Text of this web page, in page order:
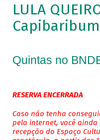
LULA
Capibaribum
Quintas no
RESERVA ENCERRADA
Caso não tenha
pela internet, você
recepção do Espaço